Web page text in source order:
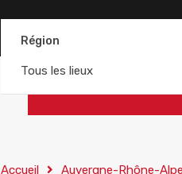
Région
Tous les lieux
Accueil Auvergne-Rhône-